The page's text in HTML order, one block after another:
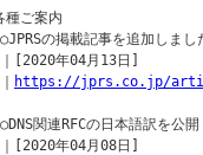
種ご案内
の掲載記事を追加しまし
[2020年04月13日]
https://jprs.co.jp/
関連RFCの日本語訳を公
[2020年04月08日]